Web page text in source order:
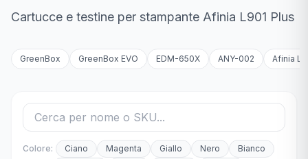
Labbratura Libri
Confronto Prodotti
Cartucce e testine per stampante Afinia L901 Plus
GreenBox GreenBox EVO EDM-650X ANY-002 Afinia
Colore: Ciano Magenta Giallo Nero
Bianco